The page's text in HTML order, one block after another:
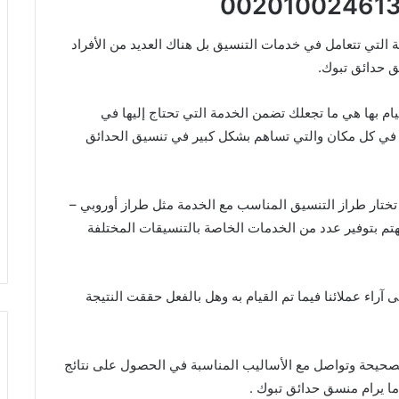
تتعامل في خدمات التنسيق بل هناك العديد من الأفراد
حدائق تبوك.
بها هي ما تجعلك تضمن الخدمة التي تحتاج إليها في
في كل مكان والتي تساهم بشكل كبير في تنسيق الحدائق
طراز التنسيق المناسب مع الخدمة مثل طراز أوروبي –
بتوفير عدد من الخدمات الخاصة بالتنسيقات المختلفة
عملائنا فيما تم القيام به وهل بالفعل حققت النتيجة
وتواصل مع الأساليب المناسبة في الحصول على نتائج
يرام منسق حدائق تبوك .